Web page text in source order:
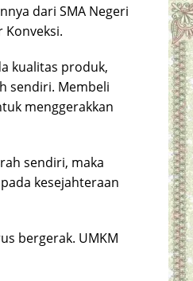
dari SMA Negeri
Konveksi.
kualitas produk,
sendiri. Membeli
menggerakkan
sendiri, maka
kesejahteraan
bergerak. UMKM